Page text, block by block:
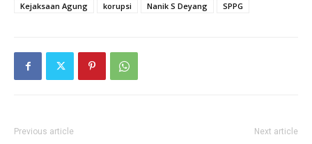
Kejaksaan Agung
korupsi Nanik S Deyang SPPG
Previous article Next article